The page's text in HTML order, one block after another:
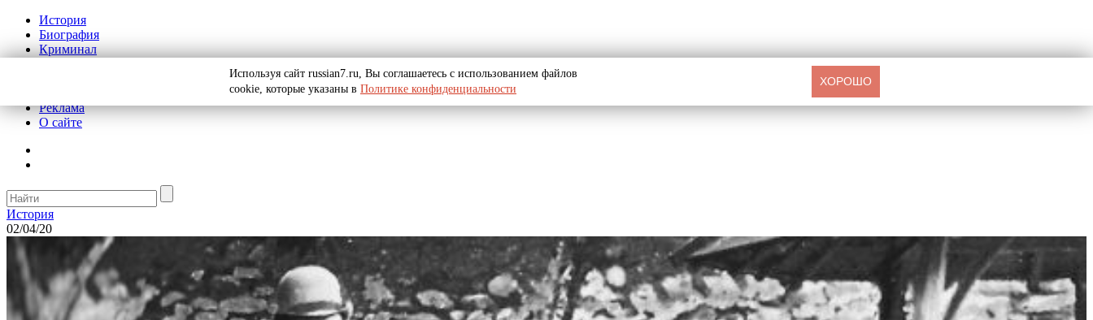
История
Биография
Криминал
Реклама
О сайте
История
02/04/20
Используя сайт russian7.ru, Вы соглашаетесь с использованием файлов
cookie, которые указаны в Политике конфиденциальности
ХОРОШО